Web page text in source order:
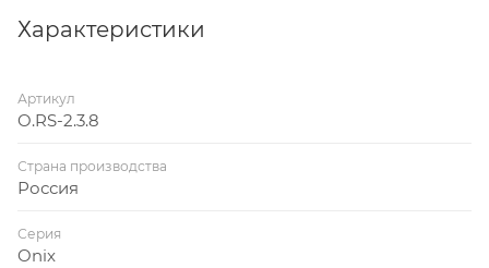
Характеристики
Артикул
O.RS-2.3.8
Страна производства
Россия
Серия
Onix